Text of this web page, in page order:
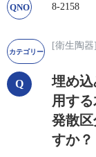
8-2158
[衛生陶器]
埋め
用す
発散
すか？